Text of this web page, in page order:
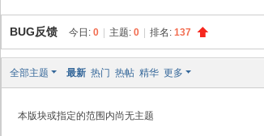
天
社
区
BUG反馈 今日: 0 主题: 0 排名: 137
全部主题 最新 热门 热帖 精华 更多
本版块或指定的范围内尚无主题